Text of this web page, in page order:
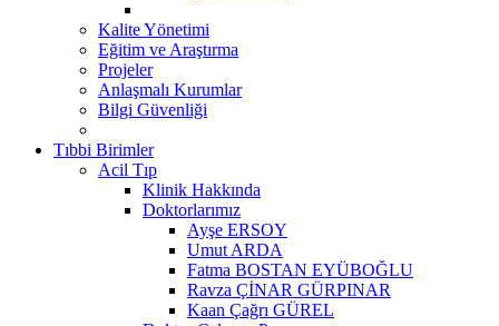
Kalite Yönetimi
Eğitim ve Araştırma
Projeler
Anlaşmalı Kurumlar
Bilgi Güvenliği
Tıbbi Birimler
Acil Tıp
Klinik Hakkında
Doktorlarımız
Ayşe ERSOY
Umut ARDA
Fatma BOSTAN EYÜBOĞLU
Ravza ÇİNAR GÜRPINAR
Kaan Çağrı GÜREL